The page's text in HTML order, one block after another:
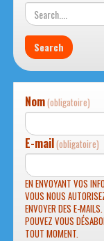
Nom(obligatoire)
E-mail(obligatoire)
EN ENVOYANT VOS
VOUS NOUS
ENVOYER DES E-
POUVEZ VOUS
TOUT MOMENT.